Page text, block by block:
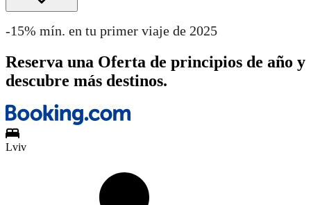
-15% mín. en tu primer viaje de 2025
Reserva una Oferta de principios de año y
descubre más destinos.
Lviv